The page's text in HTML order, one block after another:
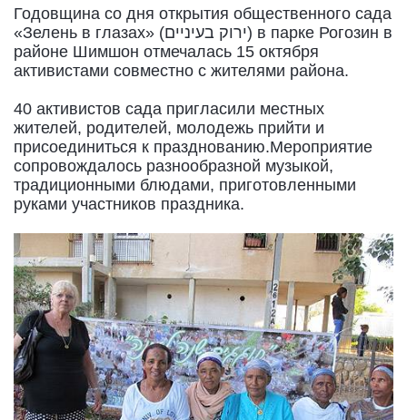
Годовщина со дня открытия общественного сада
«Зелень в глазах» (ירוק בעיניים) в парке Рогозин в
районе Шимшон отмечалась 15 октября
активистами совместно с жителями района.
40 активистов сада пригласили местных
жителей, родителей, молодежь прийти и
присоединиться к празднованию.Мероприятие
сопровождалось разнообразной музыкой,
традиционными блюдами, приготовленными
руками участников праздника.